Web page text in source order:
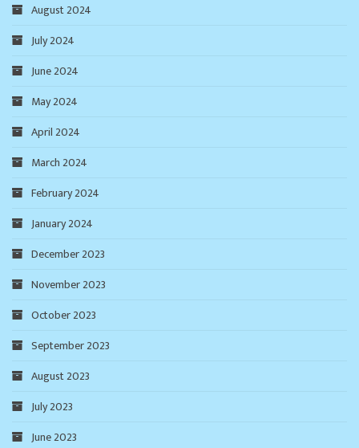
August 2024
July 2024
June 2024
May 2024
April 2024
March 2024
February 2024
January 2024
December 2023
November 2023
October 2023
September 2023
August 2023
July 2023
June 2023